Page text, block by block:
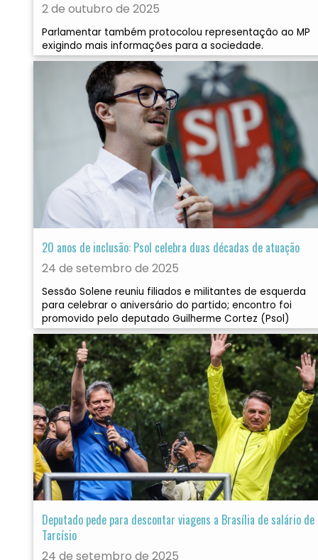
2 de outubro de 2025
Parlamentar também protocolou representação ao MP
exigindo mais informações para a sociedade.
20 anos de inclusão: Psol celebra duas décadas de atuação
24 de setembro de 2025
Sessão Solene reuniu filiados e militantes de esquerda
para celebrar o aniversário do partido; encontro foi
promovido pelo deputado Guilherme Cortez (Psol)
Deputado pede para descontar viagens a Brasília de salário de
Tarcísio
24 de setembro de 2025